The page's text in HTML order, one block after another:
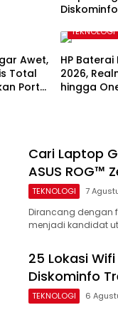
Awet,
Total
Port
TEKNOLOGI
HP
2026,
hingga
Cari Laptop
ASUS ROG™
TEKNOLOGI 7
Dirancang dengan
menjadi kandidat
25 Lokasi
Diskominfo
TEKNOLOGI 6